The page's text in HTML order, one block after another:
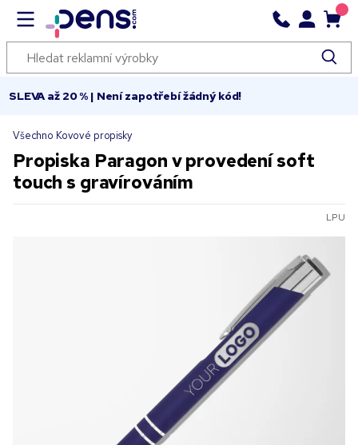
SLEVA až 20 % | Není zapotřebí žádný kód!
Všechno Kovové propisky
Propiska Paragon v provedení soft
touch s gravírováním
LPU